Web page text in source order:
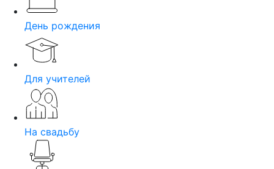
День рождения
Для учителей
На свадьбу